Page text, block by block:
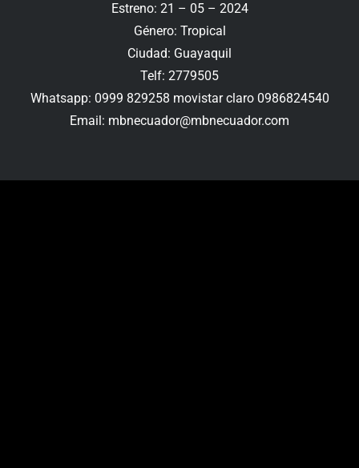
Estreno: 21 – 05 – 2024
Género: Tropical
Ciudad: Guayaquil
Telf: 2779505
Whatsapp: 0999 829258 movistar claro 0986824540
Email: mbnecuador@mbnecuador.com